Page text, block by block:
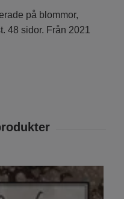
på blommor,
48 sidor. Från 2021